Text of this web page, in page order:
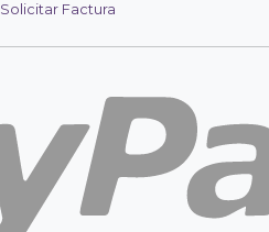
Solicitar Factura